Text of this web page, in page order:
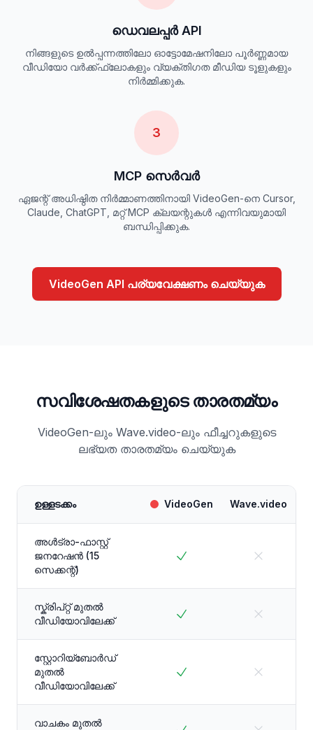
ഡെവലപ്പർ API
നിങ്ങളുടെ ഉൽപ്പന്നത്തിലോ ഓട്ടോമേഷനിലോ പൂർണ്ണമായ
വീഡിയോ വർക്ക്ഫ്ലോകളും വ്യക്തിഗത മീഡിയ ടൂളുകളും
നിർമ്മിക്കുക.
3
MCP സെർവർ
ഏജന്റ് അധിഷ്ഠിത നിർമ്മാണത്തിനായി VideoGen-നെ Cursor,
Claude, ChatGPT, മറ്റ് MCP ക്ലയന്റുകൾ എന്നിവയുമായി
ബന്ധിപ്പിക്കുക.
VideoGen API പര്യവേക്ഷണം ചെയ്യുക
സവിശേഷതകളുടെ താരതമ്യം
VideoGen-ലും Wave.video-ലും ഫീച്ചറുകളുടെ
ലഭ്യത താരതമ്യം ചെയ്യുക
ഉള്ളടക്കം VideoGen Wave.video
അൾട്രാ-ഫാസ്റ്റ്
ജനറേഷൻ (15
സെക്കന്റ്)
സ്ക്രിപ്റ്റ് മുതൽ
വീഡിയോവിലേക്ക്
സ്റ്റോറിയ്ബോർഡ്
മുതൽ
വീഡിയോവിലേക്ക്
വാചകം മുതൽ